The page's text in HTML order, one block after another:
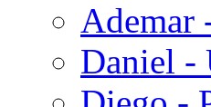
Ademar
Daniel -